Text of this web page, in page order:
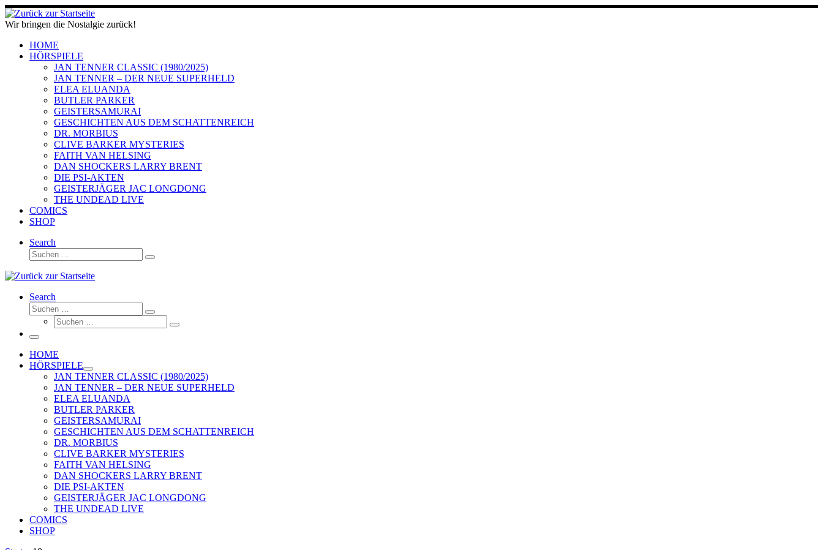
Zum
Inhalt
springen
Wir bringen die Nostalgie zurück!
HOME
HÖRSPIELE
JAN TENNER CLASSIC (1980/2025)
JAN TENNER – DER NEUE SUPERHELD
ELEA ELUANDA
BUTLER PARKER
GEISTERSAMURAI
GESCHICHTEN AUS DEM SCHATTENREICH
DR. MORBIUS
CLIVE BARKER MYSTERIES
FAITH VAN HELSING
DAN SHOCKERS LARRY BRENT
DIE PSI-AKTEN
GEISTERJÄGER JAC LONGDONG
THE UNDEAD LIVE
COMICS
SHOP
Search
Suche
Suchen …
Search
Suche
Suchen …
Suche
Suchen …
Menü
HOME
HÖRSPIELE
JAN TENNER CLASSIC (1980/2025)
JAN TENNER – DER NEUE SUPERHELD
ELEA ELUANDA
BUTLER PARKER
GEISTERSAMURAI
GESCHICHTEN AUS DEM SCHATTENREICH
DR. MORBIUS
CLIVE BARKER MYSTERIES
FAITH VAN HELSING
DAN SHOCKERS LARRY BRENT
DIE PSI-AKTEN
GEISTERJÄGER JAC LONGDONG
THE UNDEAD LIVE
COMICS
SHOP